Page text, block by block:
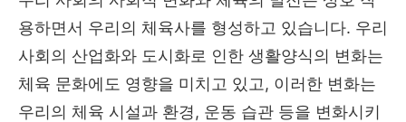
용하면서 우리의 체육사를 형성하고 있습니다. 우리
사회의 산업화와 도시화로 인한 생활양식의 변화는
체육 문화에도 영향을 미치고 있고, 이러한 변화는
우리의 체육 시설과 환경, 운동 습관 등을 변화시키